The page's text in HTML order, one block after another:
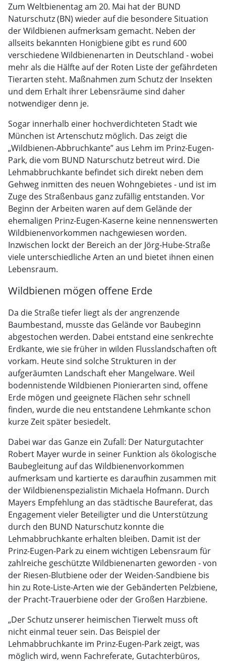
Zum Weltbienentag am 20. Mai hat der BUND
Naturschutz (BN) wieder auf die besondere Situation
der Wildbienen aufmerksam gemacht. Neben der
allseits bekannten Honigbiene gibt es rund 600
verschiedene Wildbienenarten in Deutschland - wobei
mehr als die Hälfte auf der Roten Liste der gefährdeten
Tierarten steht. Maßnahmen zum Schutz der Insekten
und dem Erhalt ihrer Lebensräume sind daher
notwendiger denn je.
Sogar innerhalb einer hochverdichteten Stadt wie
München ist Artenschutz möglich. Das zeigt die
„Wildbienen-Abbruchkante” aus Lehm im Prinz-Eugen-
Park, die vom BUND Naturschutz betreut wird. Die
Lehmabbruchkante befindet sich direkt neben dem
Gehweg inmitten des neuen Wohngebietes - und ist im
Zuge des Straßenbaus ganz zufällig entstanden. Vor
Beginn der Arbeiten waren auf dem Gelände der
ehemaligen Prinz-Eugen-Kaserne keine nennenswerten
Wildbienenvorkommen nachgewiesen worden.
Inzwischen lockt der Bereich an der Jörg-Hube-Straße
viele unterschiedliche Arten an und bietet ihnen einen
Lebensraum.
Wildbienen mögen offene Erde
Da die Straße tiefer liegt als der angrenzende
Baumbestand, musste das Gelände vor Baubeginn
abgestochen werden. Dabei entstand eine senkrechte
Erdkante, wie sie früher in wilden Flusslandschaften oft
vorkam. Heute sind solche Strukturen in der
aufgeräumten Landschaft eher Mangelware. Weil
bodennistende Wildbienen Pionierarten sind, offene
Erde mögen und geeignete Flächen sehr schnell
finden, wurde die neu entstandene Lehmkante schon
kurze Zeit später besiedelt.
Dabei war das Ganze ein Zufall: Der Naturgutachter
Robert Mayer wurde in seiner Funktion als ökologische
Baubegleitung auf das Wildbienenvorkommen
aufmerksam und kartierte es daraufhin zusammen mit
der Wildbienenspezialistin Michaela Hofmann. Durch
Mayers Empfehlung an das städtische Baureferat, das
Engagement vieler Beteiligter und die Unterstützung
durch den BUND Naturschutz konnte die
Lehmabbruchkante erhalten bleiben. Damit ist der
Prinz-Eugen-Park zu einem wichtigen Lebensraum für
zahlreiche geschützte Wildbienenarten geworden - von
der Riesen-Blutbiene oder der Weiden-Sandbiene bis
hin zu Rote-Liste-Arten wie der Gebänderten Pelzbiene,
der Pracht-Trauerbiene oder der Großen Harzbiene.
„Der Schutz unserer heimischen Tierwelt muss oft
nicht einmal teuer sein. Das Beispiel der
Lehmabbruchkante im Prinz-Eugen-Park zeigt, was
möglich wird, wenn Fachreferate, Gutachterbüros,